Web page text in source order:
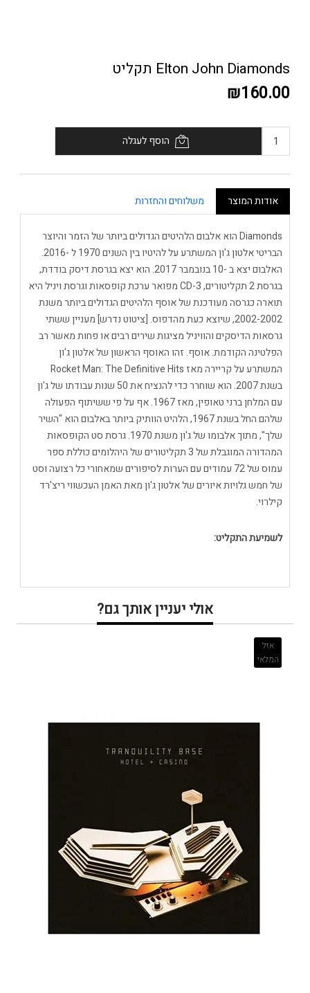
Elton John Diamonds תקליט
₪160.00
הוסף לעגלה
אודות המוצר משלוחים והחזרות
Diamonds הוא אלבום הלהיטים הגדולים ביותר של הזמר והיוצר
הבריטי אלטון ג'ון המשתרע על להיטיו בין השנים 1970 ל -2016.
האלבום יצא ב -10 בנובמבר 2017. הוא יצא בגרסת דיסק בודדת,
בגרסת 2 תקליטורים, 3-CD מפואר ערכת קופסאות וגרסת ויניל היא
תוארה כגרסה מעודכנת של אוסף הלהיטים הגדולים ביותר משנת
2002-2002, שיוצא כעת מהדפוס. [ציטוט נדרש] מעניין ששתי
גרסאות הדיסקים והוויניל מציגות שירים רבים או פחות מאשר רב
הפלטינה הקודמת. אוסף. זהו האוסף הראשון של אלטון ג'ון
המשתרע על קריירה מאז Rocket Man: The Definitive Hits
בשנת 2007. הוא שוחרר כדי להנציח את 50 שנות עבודתו של ג'ון
עם המלחן ברני טאופין, מאז 1967. אף על פי ששיתוף הפעולה
שלהם החל בשנת 1967, הלהיט הוותיק ביותר באלבום הוא "השיר
שלך", מתוך אלבומו של ג'ון משנת 1970. גרסת סט הקופסאות
המהדורה המוגבלת של 3 תקליטורים של היהלומים כוללת ספר
עמוס של 72 עמודים עם הערות לסיפורים שמאחורי כל רצועה וסט
של חמש גלויות איורים של אלטון ג'ון מאת האמן העכשווי ריצ'רד
קילרוי.
לשמיעת התקליט:
אולי יעניין אותך גם?
אזל
המלאי